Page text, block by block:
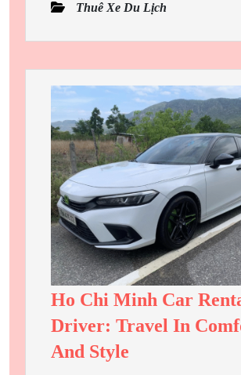
–
Giải
Pháp
Tối
Ưu
Cho
Doanh
Nghiệp
Và
Tổ
Chức
Của
Bạn
Thuê Xe Du Lịch
Ho Chi Minh Car
Driver: Travel In
And Style